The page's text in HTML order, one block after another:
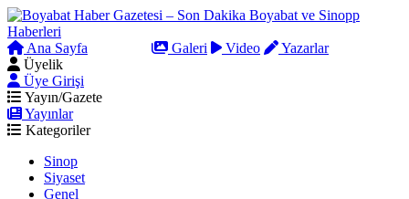
Ana Sayfa Galeri Video
Yazarlar
Üyelik
Üye Girişi
Yayın/Gazete
Yayınlar
Kategoriler
Sinop
Siyaset
Genel